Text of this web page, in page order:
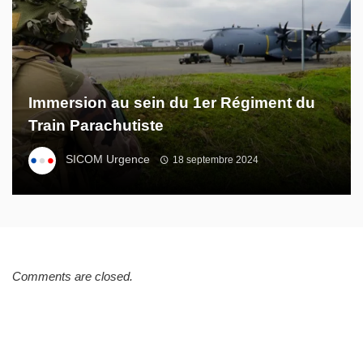
Immersion au sein du 1er Régiment du
Train Parachutiste
SICOM Urgence 18 septembre 2024
Comments are closed.